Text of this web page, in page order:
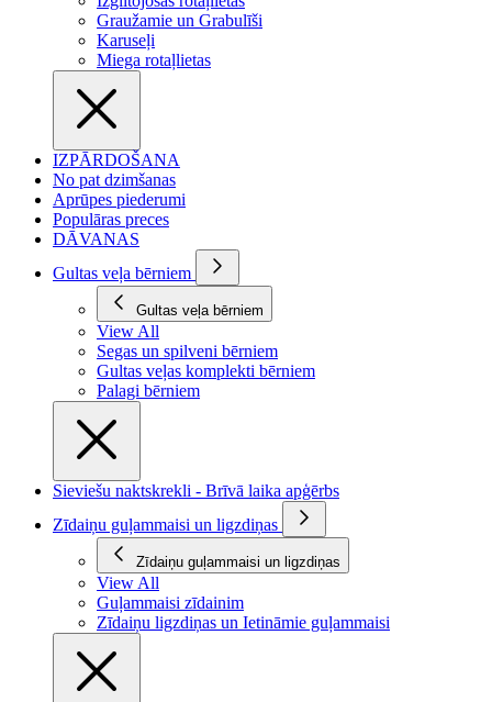
Graužamie un Grabulīši
Karuseļi
Miega rotaļlietas
IZPĀRDOŠANA
No pat dzimšanas
Aprūpes piederumi
Populāras preces
DĀVANAS
Gultas veļa bērniem
Gultas veļa bērniem
View All
Segas un spilveni bērniem
Gultas veļas komplekti bērniem
Palagi bērniem
Sieviešu naktskrekli - Brīvā laika apģērbs
Zīdaiņu guļammaisi un ligzdiņas
Zīdaiņu guļammaisi un ligzdiņas
View All
Guļammaisi zīdainim
Zīdaiņu ligzdiņas un Ietināmie guļammaisi